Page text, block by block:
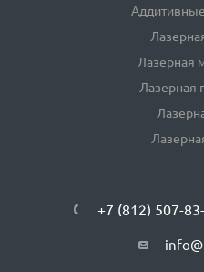
Лазерная
Лазерная
+7 (812) 507-